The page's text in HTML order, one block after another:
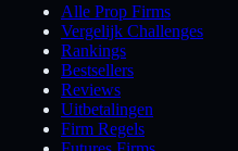
Alle Prop Firms
Vergelijk Challenges
Rankings
Bestsellers
Reviews
Uitbetalingen
Firm Regels